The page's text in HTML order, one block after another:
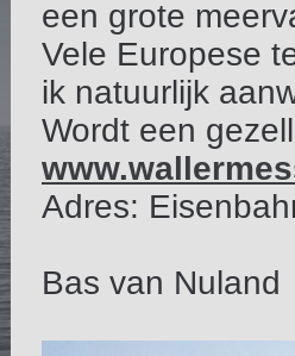
een grote
Vele Europese
ik natuurlijk
Wordt een
Adres:
Bas van Nuland